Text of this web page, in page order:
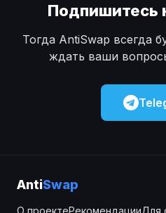
Подпишитесь
Тогда AntiSwap всегда
ждать ваши
AntiSwap
О проектеРекомендацииДля